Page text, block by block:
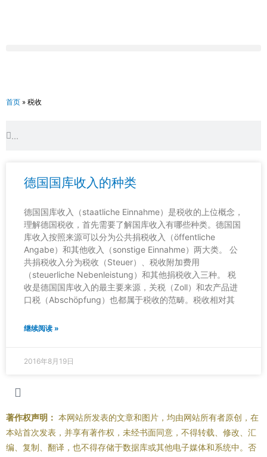
首页 » 税收
德国国库收入的种类
德国国库收入（staatliche Einnahme）是税收的上位概念，
理解德国税收，首先需要了解国库收入有哪些种类。德国国
库收入按照来源可以分为公共捐税收入（öffentliche
Angabe）和其他收入（sonstige Einnahme）两大类。 公
共捐税收入分为税收（Steuer）、税收附加费用
（steuerliche Nebenleistung）和其他捐税收入三种。 税
收是德国国库收入的最主要来源，关税（Zoll）和农产品进
口税（Abschöpfung）也都属于税收的范畴。税收相对其
继续阅读 »
2016年8月19日
著作权声明： 本网站所发表的文章和图片，均由网站所有者原创，在
本站首次发表，并享有著作权，未经书面同意，不得转载、修改、汇
编、复制、翻译，也不得存储于数据库或其他电子媒体和系统中。否